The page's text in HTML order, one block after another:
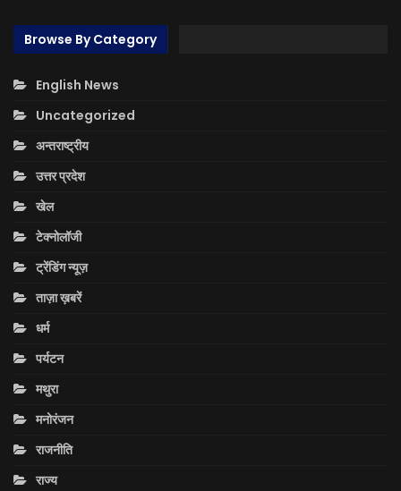
Browse By Category
English News
Uncategorized
अन्तराष्ट्रीय
उत्तर प्रदेश
खेल
टेक्नोलॉजी
ट्रेंडिंग न्यूज़
ताज़ा ख़बरें
धर्म
पर्यटन
मथुरा
मनोरंजन
राजनीति
राज्य